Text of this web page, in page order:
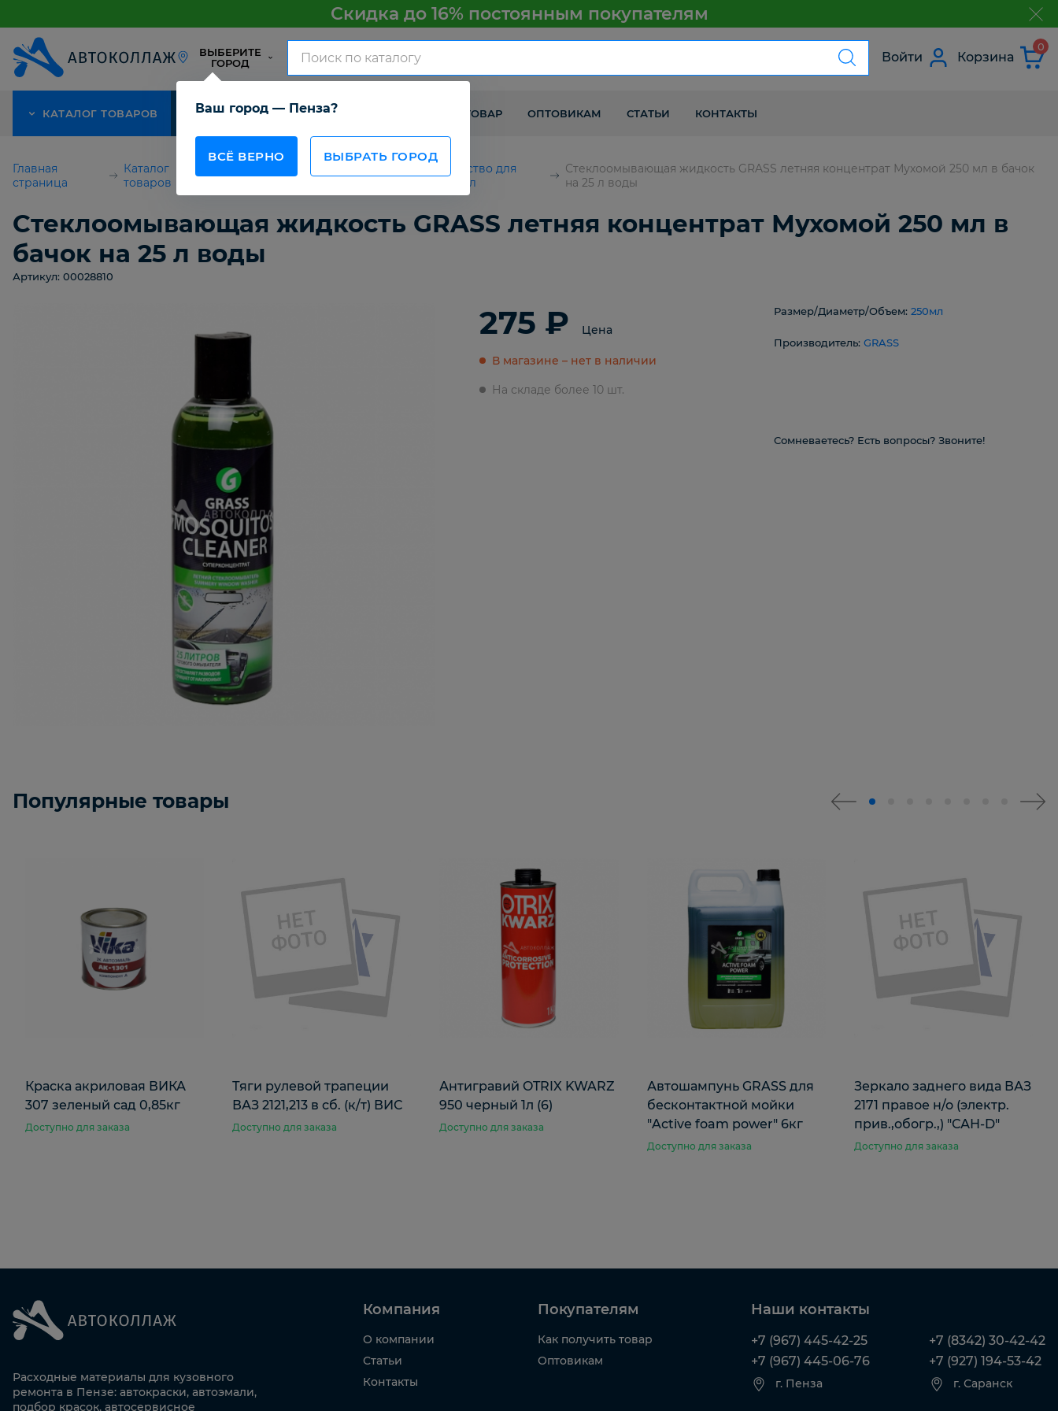
Скидка до 16% постоянным покупателям
ВЫБЕРИТЕ
ГОРОД
Ваш город — Пенза?
ВСЁ ВЕРНО ВЫБРАТЬ ГОРОД
Войти Корзина
0
КАТАЛОГ ТОВАРОВ АКЦИЯ О КОМПАНИИ КАК ПОЛУЧИТЬ ТОВАР ОПТОВИКАМ СТАТЬИ КОНТАКТЫ
Главная
страница
Каталог
товаров
Средство для
стекол
Стеклоомывающая жидкость GRASS летняя концентрат Мухомой 250 мл в бачок
на 25 л воды
Стеклоомывающая жидкость GRASS летняя концентрат Мухомой 250 мл в
бачок на 25 л воды
Артикул: 00028810
275 ₽ Цена
В магазине – нет в наличии
На складе более 10 шт.
Размер/Диаметр/Объем: 250мл
Производитель: GRASS
Сомневаетесь? Есть вопросы? Звоните!
Популярные товары
Краска акриловая ВИКА
307 зеленый сад 0,85кг
Доступно для заказа
Тяги рулевой трапеции
ВАЗ 2121,213 в сб. (к/т) ВИС
Доступно для заказа
Антигравий OTRIX KWARZ
950 черный 1л (6)
Доступно для заказа
Автошампунь GRASS для
бесконтактной мойки
"Active foam power" 6кг
Доступно для заказа
Зеркало заднего вида ВАЗ
2171 правое н/о (электр.
прив.,обогр.,) "САН-D"
Доступно для заказа
Расходные материалы для кузовного
ремонта в Пензе: автокраски, автоэмали,
подбор красок, автосервисное
Компания
О компании
Статьи
Контакты
Покупателям
Как получить товар
Оптовикам
Наши контакты
+7 (967) 445-42-25
+7 (967) 445-06-76
г. Пенза
+7 (8342) 30-42-42
+7 (927) 194-53-42
г. Саранск